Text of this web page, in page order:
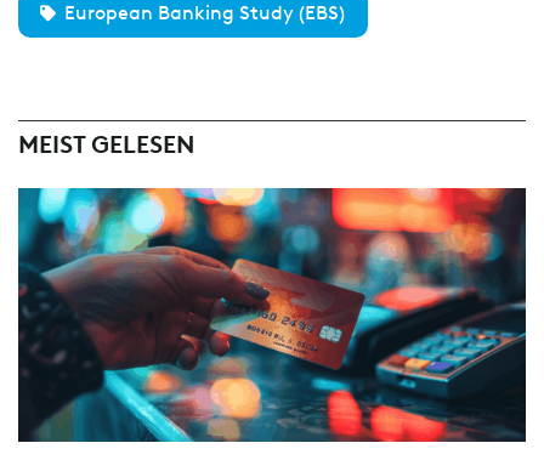
European Banking Study (EBS)
MEIST GELESEN